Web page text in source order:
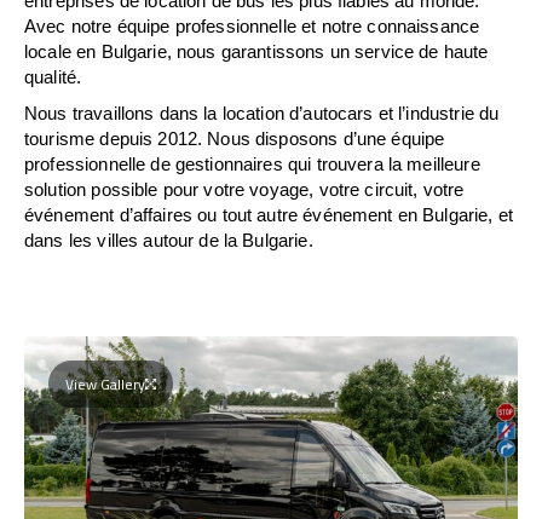
Avec notre équipe professionnelle et notre connaissance
locale en Bulgarie, nous garantissons un service de haute
qualité.
Nous travaillons dans la location d’autocars et l’industrie du
tourisme depuis 2012. Nous disposons d’une équipe
professionnelle de gestionnaires qui trouvera la meilleure
solution possible pour votre voyage, votre circuit, votre
événement d’affaires ou tout autre événement en Bulgarie, et
dans les villes autour de la Bulgarie.
View Gallery